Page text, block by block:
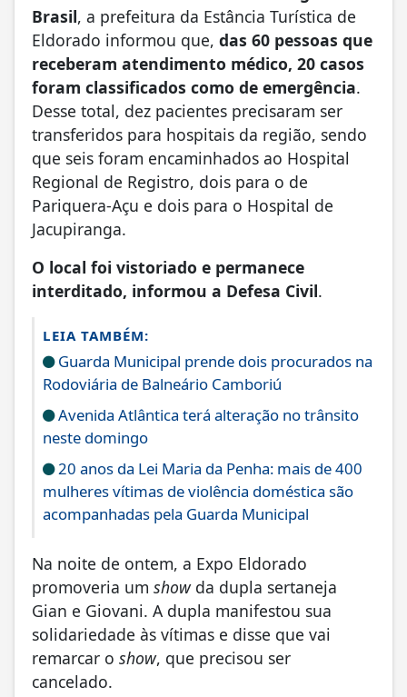
Brasil, a prefeitura da Estância Turística de
Eldorado informou que, das 60 pessoas que
receberam atendimento médico, 20 casos
foram classificados como de emergência.
Desse total, dez pacientes precisaram ser
transferidos para hospitais da região, sendo
que seis foram encaminhados ao Hospital
Regional de Registro, dois para o de
Pariquera-Açu e dois para o Hospital de
Jacupiranga.
O local foi vistoriado e permanece
interditado, informou a Defesa Civil.
LEIA TAMBÉM:
Guarda Municipal prende dois procurados na
Rodoviária de Balneário Camboriú
Avenida Atlântica terá alteração no trânsito
neste domingo
20 anos da Lei Maria da Penha: mais de 400
mulheres vítimas de violência doméstica são
acompanhadas pela Guarda Municipal
Na noite de ontem, a Expo Eldorado
promoveria um showda dupla sertaneja
Gian e Giovani. A dupla manifestou sua
solidariedade às vítimas e disse que vai
remarcar o show, que precisou ser
cancelado.